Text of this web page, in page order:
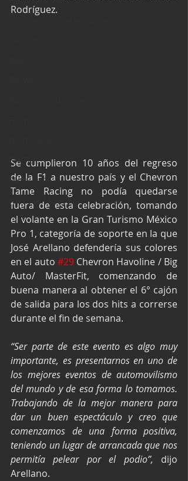
FIA TCR
Fórmula 2
NASCAR México
Rodríguez.
Se cumplieron 10 años del regreso
de la F1 a nuestro país y el Chevron
Tame Racing no podía quedarse
fuera de esta celebración, tomando
el volante en la Gran Turismo México
Pro 1, categoría de soporte en la que
José Arellano defendería sus colores
en el auto #29 Chevron Havoline / Big
Auto/ MasterFit, comenzando de
buena manera al obtener el 6° cajón
de salida para los dos hits a correrse
durante el fin de semana.
“Ser parte de este evento es algo muy
importante, es presentarnos en uno de
los mejores eventos de automovilismo
del mundo y de esa forma lo tomamos.
Trabajando de la mejor manera para
dar un buen espectáculo y creo que
comenzamos de una forma positiva,
teniendo un lugar de arrancada que nos
permitía pelear por el podio”, dijo
Arellano.